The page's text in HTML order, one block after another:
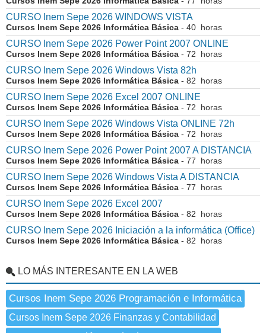
CURSO Inem Sepe 2026 WINDOWS VISTA
Cursos Inem Sepe 2026 Informática Básica - 40 horas
CURSO Inem Sepe 2026 Power Point 2007 ONLINE
Cursos Inem Sepe 2026 Informática Básica - 72 horas
CURSO Inem Sepe 2026 Windows Vista 82h
Cursos Inem Sepe 2026 Informática Básica - 82 horas
CURSO Inem Sepe 2026 Excel 2007 ONLINE
Cursos Inem Sepe 2026 Informática Básica - 72 horas
CURSO Inem Sepe 2026 Windows Vista ONLINE 72h
Cursos Inem Sepe 2026 Informática Básica - 72 horas
CURSO Inem Sepe 2026 Power Point 2007 A DISTANCIA
Cursos Inem Sepe 2026 Informática Básica - 77 horas
CURSO Inem Sepe 2026 Windows Vista A DISTANCIA
Cursos Inem Sepe 2026 Informática Básica - 77 horas
CURSO Inem Sepe 2026 Excel 2007
Cursos Inem Sepe 2026 Informática Básica - 82 horas
CURSO Inem Sepe 2026 Iniciación a la informática (Office)
Cursos Inem Sepe 2026 Informática Básica - 82 horas
LO MÁS INTERESANTE EN LA WEB
Cursos Inem Sepe 2026 Programación e Informática
Cursos Inem Sepe 2026 Finanzas y Contabilidad